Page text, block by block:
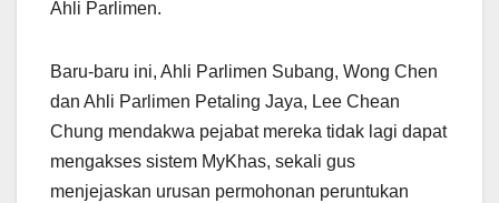
Ahli Parlimen.
Baru-baru ini, Ahli Parlimen Subang, Wong Chen
dan Ahli Parlimen Petaling Jaya, Lee Chean
Chung mendakwa pejabat mereka tidak lagi dapat
mengakses sistem MyKhas, sekali gus
menjejaskan urusan permohonan peruntukan